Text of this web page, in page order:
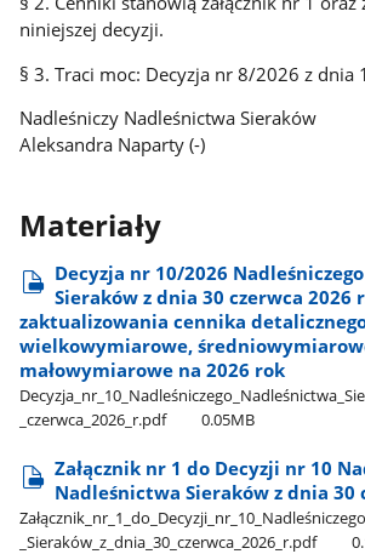
niniejszej decyzji.
§ 3. Traci moc: Decyzja nr 8/2026 z dnia
Nadleśniczy Nadleśnictwa Sieraków
Aleksandra Naparty (-)
Materiały
Decyzja nr 10/2026
Sieraków z dnia 30 czerwca 2026
zaktualizowania cennika
wielkowymiarowe,
małowymiarowe na 2026 rok
_czerwca​_2026​_r.pdf
0.05MB
Załącznik nr 1 do Decyzji nr 10
Nadleśnictwa Sieraków z dnia 30
_Sieraków​_z​_dnia​_30​_czerwca​_2026​_r.pdf